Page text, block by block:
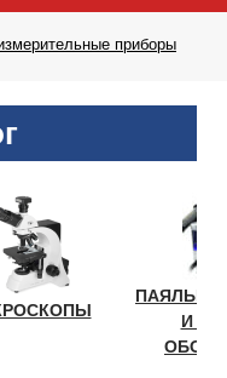
приборы
И